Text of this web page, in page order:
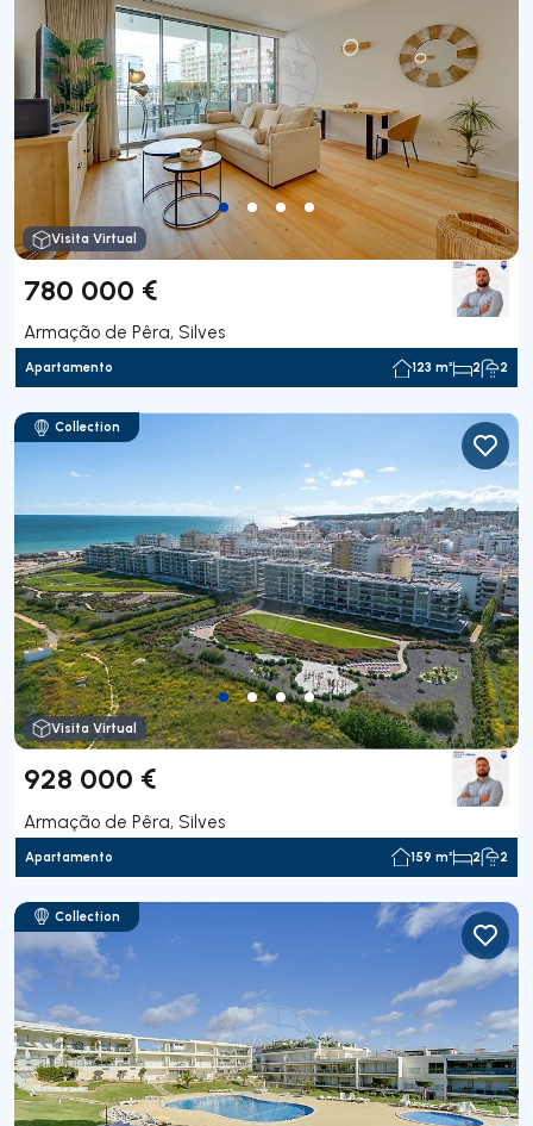
Visita Virtual
780 000 €
Armação de Pêra, Silves
Apartamento 123 m² 2 2
Collection
Visita Virtual
928 000 €
Armação de Pêra, Silves
Apartamento 159 m² 2 2
Collection